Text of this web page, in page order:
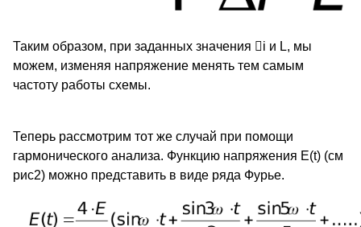
Таким образом, при заданных значения i и L, мы
можем, изменяя напряжение менять тем самым
частоту работы схемы.
Теперь рассмотрим тот же случай при помощи
гармонического анализа. Функцию напряжения E(t) (см
рис2) можно представить в виде ряда Фурье.